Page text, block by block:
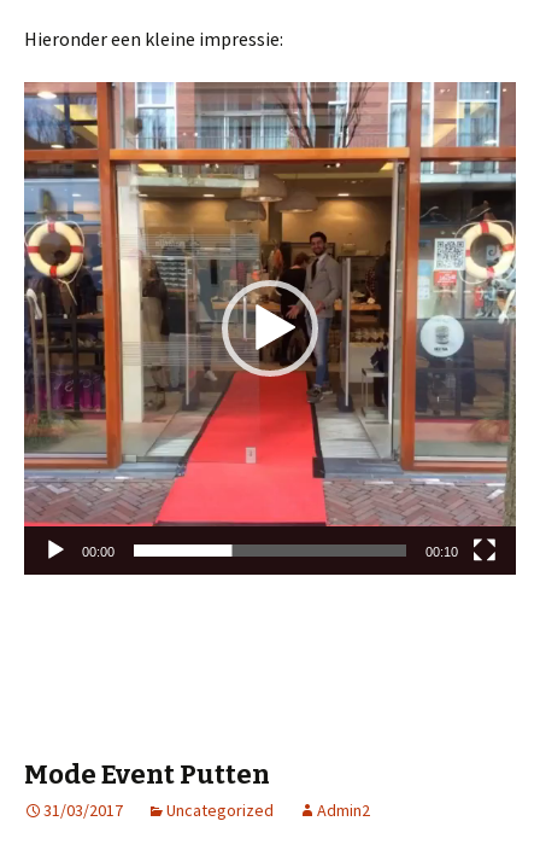
Hieronder een kleine impressie:
Videospeler
00:00 00:10
Mode Event Putten
31/03/2017 Uncategorized Admin2